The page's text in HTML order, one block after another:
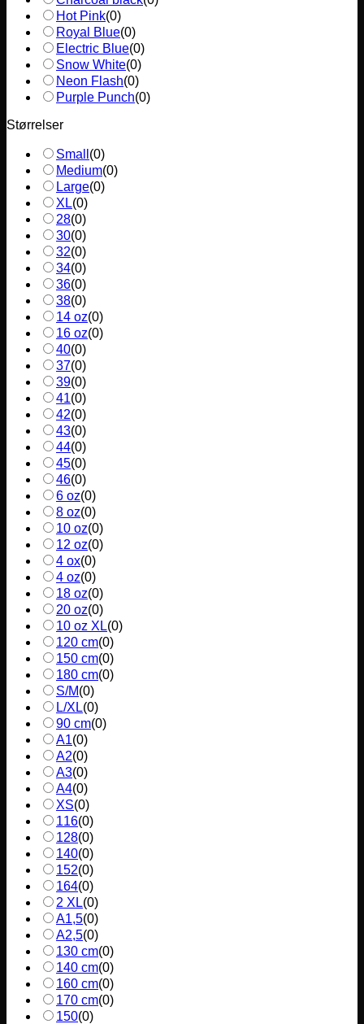
Hot Pink(0)
Royal Blue(0)
Electric Blue(0)
Snow White(0)
Neon Flash(0)
Purple Punch(0)
Størrelser
Small (0)
Medium(0)
Large(0)
XL(0)
28(0)
30(0)
32(0)
34(0)
36(0)
38(0)
14 oz(0)
16 oz(0)
40(0)
37(0)
39(0)
41(0)
42(0)
43(0)
44(0)
45(0)
46(0)
6 oz(0)
8 oz(0)
10 oz(0)
12 oz(0)
4 ox(0)
4 oz(0)
18 oz(0)
20 oz(0)
10 oz XL(0)
120 cm(0)
150 cm(0)
180 cm(0)
S/M(0)
L/XL(0)
90 cm(0)
A1(0)
A2(0)
A3(0)
A4(0)
XS(0)
116(0)
128(0)
140(0)
152(0)
164(0)
2 XL(0)
A1,5(0)
A2,5(0)
130 cm(0)
140 cm(0)
160 cm(0)
170 cm(0)
150(0)